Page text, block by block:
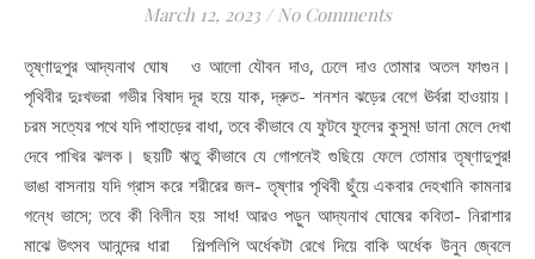
March 12, 2023 / No Comments
তৃষ্ণাদুপুর আদ্যনাথ ঘোষ ও আলো যৌবন দাও, ঢেলে দাও তোমার অতল ফাগুন।
পৃথিবীর দুঃখভরা গভীর বিষাদ দূর হয়ে যাক, দ্রুত- শনশন ঝড়ের বেগে ঊর্বরা হাওয়ায়।
চরম সত্যের পথে যদি পাহাড়ের বাধা, তবে কীভাবে যে ফুটবে ফুলের কুসুম! ডানা মেলে দেখা
দেবে পাখির ঝলক। ছয়টি ঋতু কীভাবে যে গোপনেই গুছিয়ে ফেলে তোমার তৃষ্ণাদুপুর!
ভাঙা বাসনায় যদি গ্রাস করে শরীরের জল- তৃষ্ণার পৃথিবী ছুঁয়ে একবার দেহখানি কামনার
গন্ধে ভাসে; তবে কী বিলীন হয় সাধ! আরও পড়ুন আদ্যনাথ ঘোষের কবিতা- নিরাশার
মাঝে উৎসব আনন্দের ধারা শিল্পলিপি অর্ধেকটা রেখে দিয়ে বাকি অর্ধেক উনুন জ্বেলে